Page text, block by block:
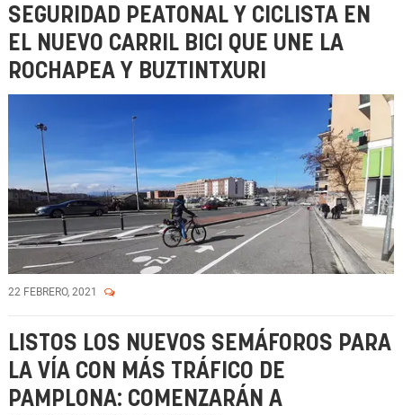
SEGURIDAD PEATONAL Y CICLISTA EN
EL NUEVO CARRIL BICI QUE UNE LA
ROCHAPEA Y BUZTINTXURI
22 FEBRERO, 2021
LISTOS LOS NUEVOS SEMÁFOROS PARA
LA VÍA CON MÁS TRÁFICO DE
PAMPLONA: COMENZARÁN A